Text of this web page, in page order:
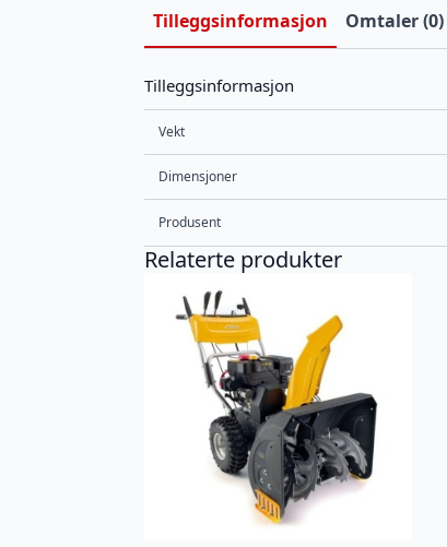
Tilleggsinformasjon Omtaler (0)
Tilleggsinformasjon
Vekt
Dimensjoner
Produsent
Relaterte produkter